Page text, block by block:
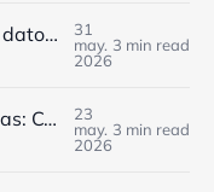
Por qué los LLMs fallan en datos básicos y cómo las empresas españolas pueden optimizar costes
31
may.
2026
3 min read
Arquitecturas de IA Híbridas: Cómo las Empresas Españolas Evitan Errores de Millones de Euros
23
may.
2026
3 min read